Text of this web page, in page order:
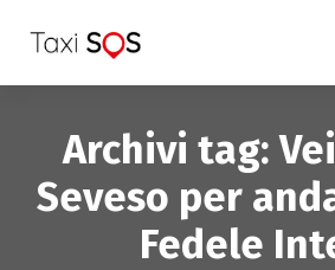
a
Archivi tag:
Seveso per
Fedele